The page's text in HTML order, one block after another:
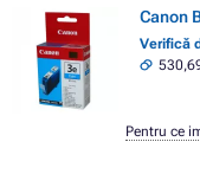
Canon
Verifică
Pentru ce